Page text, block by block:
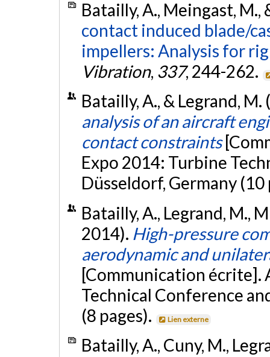
Batailly, A., Meingast, M.,
contact induced blade/
impellers: Analysis for
Vibration, 337, 244-262.
Batailly, A., & Legrand,
analysis of an aircraft
contact constraints
Expo 2014: Turbine
Düsseldorf, Germany (10
Batailly, A., Legrand, M.,
2014). High-pressure
aerodynamic and
[Communication écrite].
Technical Conference
(8 pages).
Lien externe
Batailly, A., Cuny, M.,